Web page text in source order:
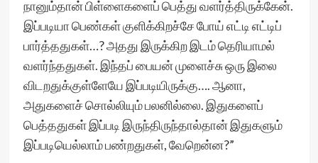
நானும்தான் பிள்ளைகளைப் பெத்து வளர்த்திருக்கேன்.
இப்படியா பெண்கள் குளிக்கிறச்சே போய் எட்டி எட்டிப்
பார்த்ததுகள்…? அதது இருக்கிற இடம் தெரியாமல்
வளர்ந்ததுகள். இந்தப் பையன் முளைச்சு ஒரு இலை
விடறதுக்குள்ளேயே இப்படியிருக்கு…. ஆனா,
அதுகளைச் சொல்லியும் பலனில்லை. இதுகளைப்
பெத்ததுகள் இப்படி இருந்திருந்தால்தான் இதுகளும்
இப்படியெல்லாம் பண்றதுகள், வேறென்ன?”